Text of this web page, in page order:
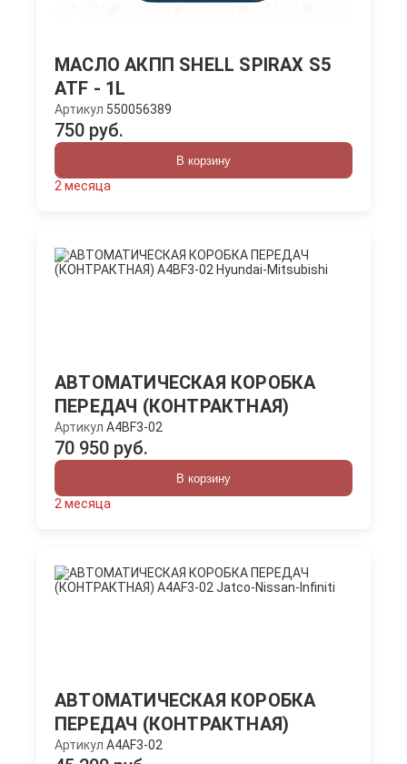
МАСЛО АКПП SHELL SPIRAX S5
ATF - 1L
Артикул 550056389
750 руб.
В корзину
2 месяца
АВТОМАТИЧЕСКАЯ КОРОБКА
ПЕРЕДАЧ (КОНТРАКТНАЯ)
Артикул A4BF3-02
70 950 руб.
В корзину
2 месяца
АВТОМАТИЧЕСКАЯ КОРОБКА
ПЕРЕДАЧ (КОНТРАКТНАЯ)
Артикул A4AF3-02